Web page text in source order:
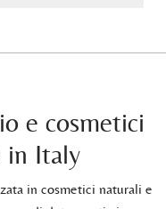
e cosmetici
in Italy
in cosmetici naturali e